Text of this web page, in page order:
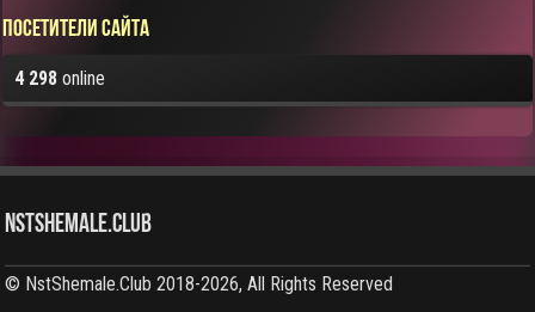
Посетители сайта
4 298 online
NstShemale.Club
© NstShemale.Club 2018-2026, All Rights Reserved